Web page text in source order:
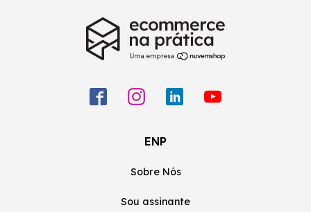
ENP
Sobre Nós
Sou assinante